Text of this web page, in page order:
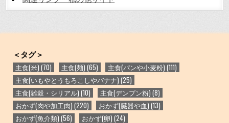
＜タグ＞
主食(米) (70) 主食(麺) (65) 主食(パンや小麦粉) (111)
主食(いもやとうもろこしやバナナ) (25)
主食(雑穀・シリアル) (10) 主食(デンプン粉) (8)
おかず(肉や加工肉) (220) おかず(臓器や血) (13)
おかず(魚介類) (56) おかず(卵) (24)